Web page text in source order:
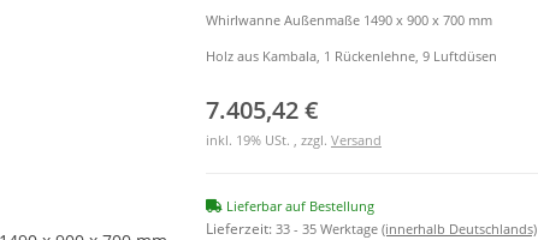
Whirlwanne Außenmaße 1490 x 900 x 700 mm
Holz aus Kambala, 1 Rückenlehne, 9 Luftdüsen
7.405,42 €
inkl. 19% USt. , zzgl. Versand
Lieferbar auf Bestellung
Lieferzeit: 33 - 35 Werktage (innerhalb Deutschlands)